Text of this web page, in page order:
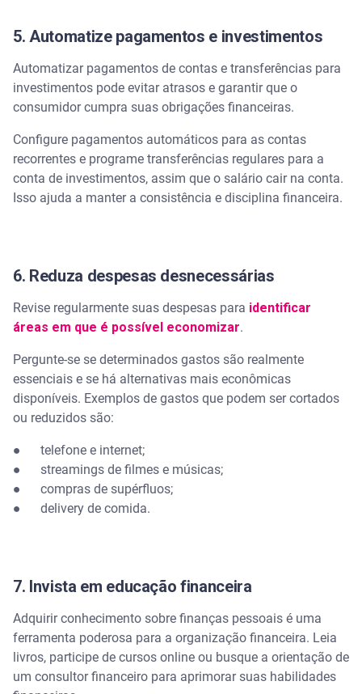
5. Automatize pagamentos e investimentos
Automatizar pagamentos de contas e transferências para
investimentos pode evitar atrasos e garantir que o
consumidor cumpra suas obrigações financeiras.
Configure pagamentos automáticos para as contas
recorrentes e programe transferências regulares para a
conta de investimentos, assim que o salário cair na conta.
Isso ajuda a manter a consistência e disciplina financeira.
6. Reduza despesas desnecessárias
Revise regularmente suas despesas para identificar
áreas em que é possível economizar.
Pergunte-se se determinados gastos são realmente
essenciais e se há alternativas mais econômicas
disponíveis. Exemplos de gastos que podem ser cortados
ou reduzidos são:
● telefone e internet;
● streamings de filmes e músicas;
● compras de supérfluos;
● delivery de comida.
7. Invista em educação financeira
Adquirir conhecimento sobre finanças pessoais é uma
ferramenta poderosa para a organização financeira. Leia
livros, participe de cursos online ou busque a orientação de
um consultor financeiro para aprimorar suas habilidades